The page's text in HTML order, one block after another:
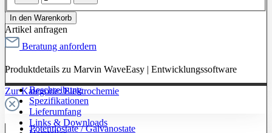
Zur Kategorie: Elektrochemie
Potentiostate / Galvanostate
In den Warenkorb
Artikel anfragen
Beratung anfordern
Produktdetails zu Marvin WaveEasy | Entwicklungssoftware
Beschreibung
Spezifikationen
Lieferumfang
Links & Downloads